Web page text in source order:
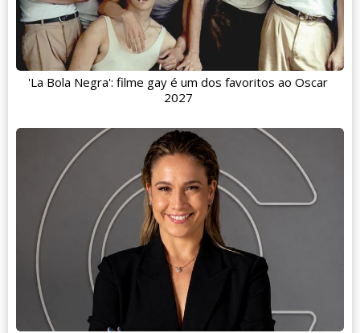
'La Bola Negra': filme gay é um dos favoritos ao Oscar
2027